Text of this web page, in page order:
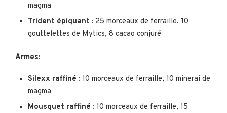
magma
Trident épiquant : 25 morceaux de ferraille, 10
gouttelettes de Mytics, 8 cacao conjuré
Armes:
Silexx raffiné : 10 morceaux de ferraille, 10 minerai de
magma
Mousquet raffiné : 10 morceaux de ferraille, 15